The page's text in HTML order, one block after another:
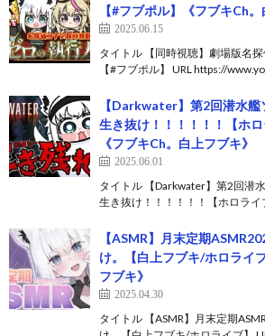
【#フブポル】《フブキCh。
2025.06.15
タイトル 【同時視聴】劇場版名
【#フブポル】 URL https://
【Darkwater】第2回潜水
生き抜け！！！！！！【ホロ
《フブキCh。白上フブキ》
2025.06.01
タイトル 【Darkwater】第2回潜
生き抜け！！！！！！【ホロラ
【ASMR】月末定期
け。【白上フブキ/ホロライ
フブキ》
2025.04.30
タイトル 【ASMR】月末定期